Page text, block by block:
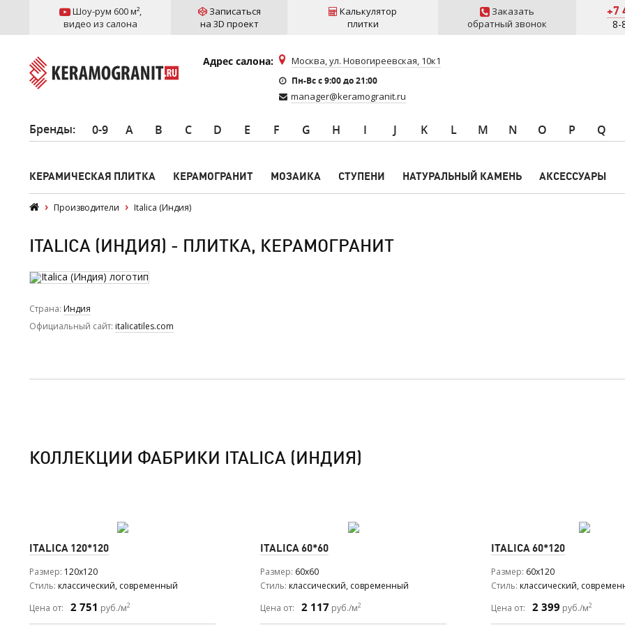
Шоу-рум 600 м²,
видео из салона
Записаться
на 3D проект
Калькулятор
плитки
Заказать
обратный звонок
+7
8-
Адрес салона: Москва, ул. Новогиреевская, 10к1
Пн-Вс c 9:00 до 21:00
manager@keramogranit.ru
Бренды: 0-9 A B C D E F G H I J K L M N O P Q
КЕРАМИЧЕСКАЯ ПЛИТКА КЕРАМОГРАНИТ МОЗАИКА СТУПЕНИ НАТУРАЛЬНЫЙ КАМЕНЬ АКСЕССУАРЫ
Производители Italica (Индия)
ITALICA (ИНДИЯ) - ПЛИТКА, КЕРАМОГРАНИТ
Страна Индия
Официальный сайт italicatiles.com
КОЛЛЕКЦИИ ФАБРИКИ ITALICA (ИНДИЯ)
ITALICA 120*120
Размер 120x120
Стиль классический, современный
Цена от:
2 751 руб./м2
ITALICA 60*60
Размер 60x60
Стиль классический, современный
Цена от:
2 117 руб./м2
ITALICA 60*120
Размер 60x120
Стиль классический,
Цена от:
2 399 руб./м2